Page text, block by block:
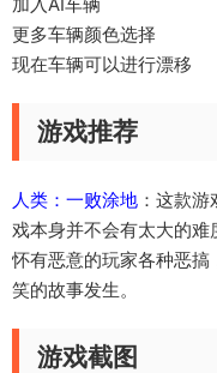
更多车辆颜色选择
现在车辆可以进行漂移
游戏推荐
人类：一败涂地 ：这款
戏本身并不会有太大的
怀有恶意的玩家各种恶
笑的故事发生。
游戏截图